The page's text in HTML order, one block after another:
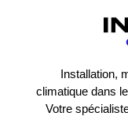
Installation,
climatique dans
Votre